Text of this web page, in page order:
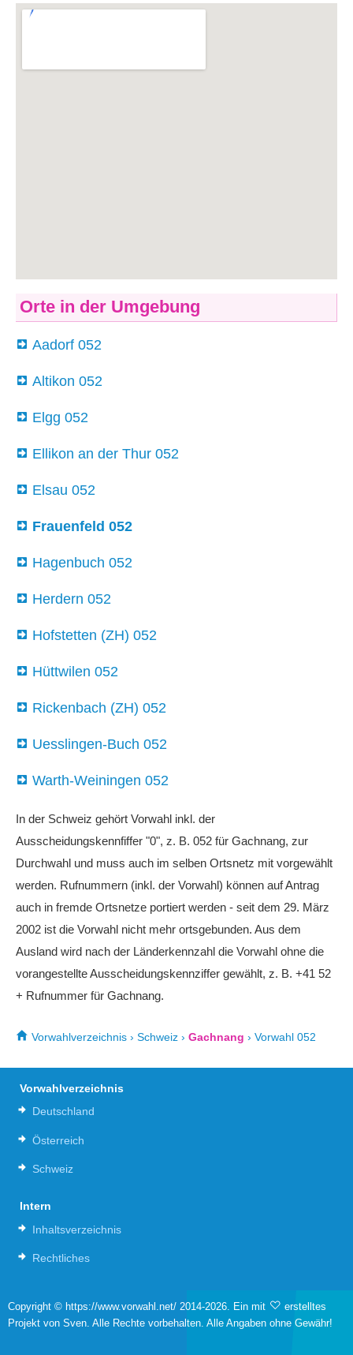
Orte in der Umgebung
Aadorf 052
Altikon 052
Elgg 052
Ellikon an der Thur 052
Elsau 052
Frauenfeld 052
Hagenbuch 052
Herdern 052
Hofstetten (ZH) 052
Hüttwilen 052
Rickenbach (ZH) 052
Uesslingen-Buch 052
Warth-Weiningen 052
In der Schweiz gehört Vorwahl inkl. der
Ausscheidungskennfiffer "0", z. B. 052 für Gachnang, zur
Durchwahl und muss auch im selben Ortsnetz mit vorgewählt
werden. Rufnummern (inkl. der Vorwahl) können auf Antrag
auch in fremde Ortsnetze portiert werden - seit dem 29. März
2002 ist die Vorwahl nicht mehr ortsgebunden. Aus dem
Ausland wird nach der Länderkennzahl die Vorwahl ohne die
vorangestellte Ausscheidungskennziffer gewählt, z. B. +41 52
+ Rufnummer für Gachnang.
Vorwahlverzeichnis › Schweiz › Gachnang › Vorwahl 052
Vorwahlverzeichnis
Deutschland
Österreich
Schweiz
Intern
Inhaltsverzeichnis
Rechtliches
Copyright © https://www.vorwahl.net/ 2014-2026. Ein mit
erstelltes
Projekt von Sven. Alle Rechte vorbehalten. Alle Angaben ohne Gewähr!